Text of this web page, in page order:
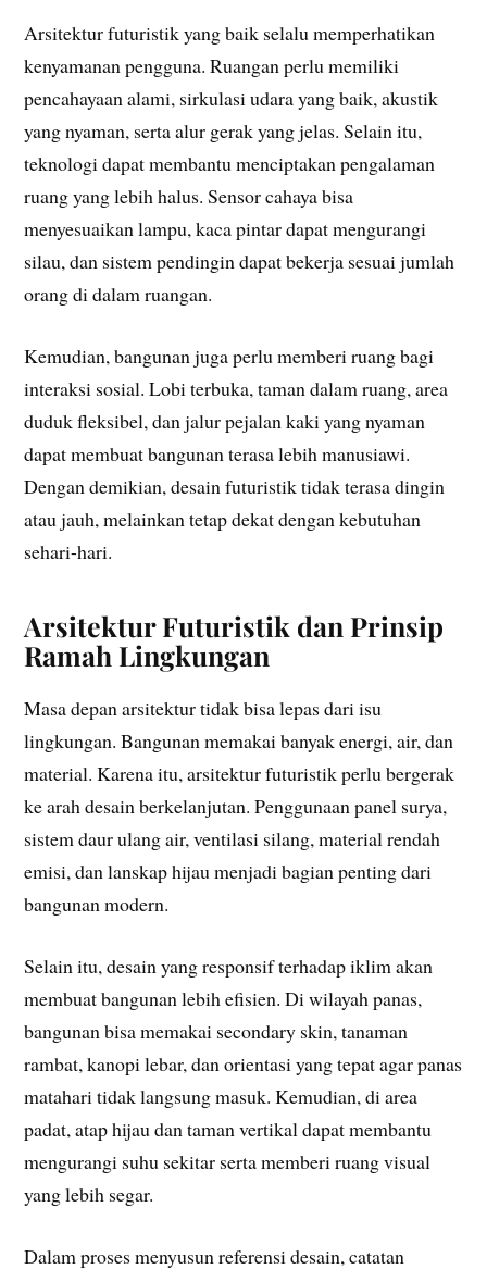
Arsitektur futuristik yang baik selalu memperhatikan
kenyamanan pengguna. Ruangan perlu memiliki
pencahayaan alami, sirkulasi udara yang baik, akustik
yang nyaman, serta alur gerak yang jelas. Selain itu,
teknologi dapat membantu menciptakan pengalaman
ruang yang lebih halus. Sensor cahaya bisa
menyesuaikan lampu, kaca pintar dapat mengurangi
silau, dan sistem pendingin dapat bekerja sesuai jumlah
orang di dalam ruangan.
Kemudian, bangunan juga perlu memberi ruang bagi
interaksi sosial. Lobi terbuka, taman dalam ruang, area
duduk fleksibel, dan jalur pejalan kaki yang nyaman
dapat membuat bangunan terasa lebih manusiawi.
Dengan demikian, desain futuristik tidak terasa dingin
atau jauh, melainkan tetap dekat dengan kebutuhan
sehari-hari.
Arsitektur Futuristik dan Prinsip
Ramah Lingkungan
Masa depan arsitektur tidak bisa lepas dari isu
lingkungan. Bangunan memakai banyak energi, air, dan
material. Karena itu, arsitektur futuristik perlu bergerak
ke arah desain berkelanjutan. Penggunaan panel surya,
sistem daur ulang air, ventilasi silang, material rendah
emisi, dan lanskap hijau menjadi bagian penting dari
bangunan modern.
Selain itu, desain yang responsif terhadap iklim akan
membuat bangunan lebih efisien. Di wilayah panas,
bangunan bisa memakai secondary skin, tanaman
rambat, kanopi lebar, dan orientasi yang tepat agar panas
matahari tidak langsung masuk. Kemudian, di area
padat, atap hijau dan taman vertikal dapat membantu
mengurangi suhu sekitar serta memberi ruang visual
yang lebih segar.
Dalam proses menyusun referensi desain, catatan